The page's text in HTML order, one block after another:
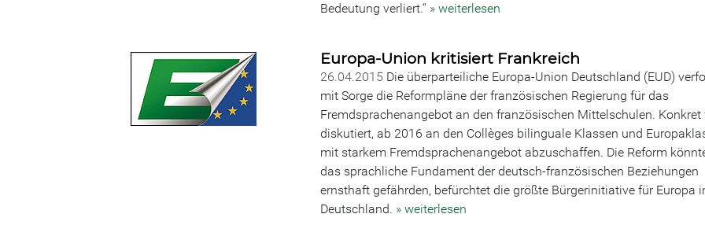
Bedeutung verliert.“ » weiterlesen
Europa-Union kritisiert Frankreich
26.04.2015 Die überparteiliche Europa-Union Deutschland (EUD)
mit Sorge die Reformpläne der französischen Regierung für das
Fremdsprachenangebot an den französischen Mittelschulen. Konkret
diskutiert, ab 2016 an den Collèges bilinguale Klassen und
mit starkem Fremdsprachenangebot abzuschaffen. Die Reform
das sprachliche Fundament der deutsch-französischen Beziehungen
ernsthaft gefährden, befürchtet die größte Bürgerinitiative für Europa
Deutschland. » weiterlesen